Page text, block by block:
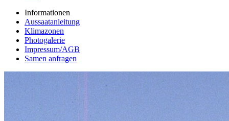
Informationen
Aussaatanleitung
Klimazonen
Photogalerie
Impressum/AGB
Samen anfragen